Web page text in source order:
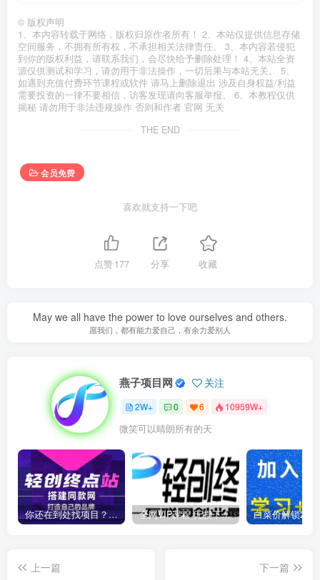
© 版权声明
1、本内容转载于网络，版权归原作者所有！ 2、本站仅提供信息存储
空间服务，不拥有所有权，不承担相关法律责任。 3、本内容若侵犯
到你的版权利益，请联系我们，会尽快给予删除处理！ 4、本站全资
源仅供测试和学习，请勿用于非法操作，一切后果与本站无关。 5、
如遇到充值付费环节课程或软件 请马上删除退出 涉及自身权益/利益
需要投资的一律不要相信，访客发现请向客服举报。 6、本教程仅供
揭秘 请勿用于非法违规操作 否则和作者 官网 无关
THE END
会员免费
喜欢就支持一下吧
点赞177 分享 收藏
May we all have the power to love ourselves and others.
愿我们，都有能力爱自己，有余力爱别人
燕子项目网 关注
2W+ 0 6 10959W+
微笑可以晴朗所有的天
你还在到处找项目？还在当韭菜？我靠卖项目一个月收入5万+，曾经我也是个失败者。 全网VIP课程 无损下载~
上一篇
下一篇